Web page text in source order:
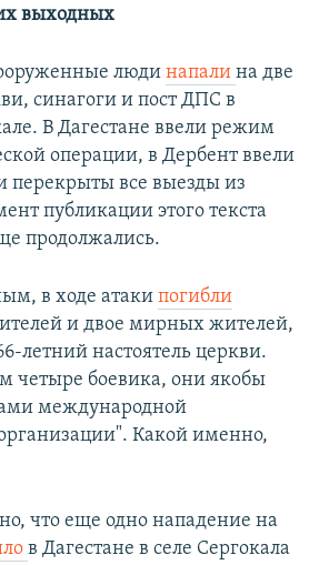
выходных
люди напали на две
синагоги и пост ДПС в
В Дагестане ввели режим
операции, в Дербент ввели
перекрыты все выезды из
публикации этого текста
продолжались.
в ходе атаки погибли
и двое мирных жителей,
летний настоятель церкви.
четыре боевика, они якобы
международной
Какой именно,
что еще одно нападение на
в Дагестане в селе Сергокала